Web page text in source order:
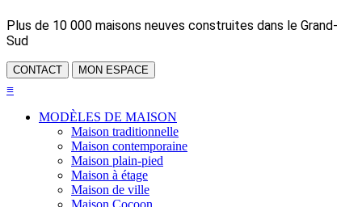
Plus de 10 000 maisons neuves construites dans le Grand-
Sud
CONTACT MON ESPACE
≡
MODÈLES DE MAISON
Maison traditionnelle
Maison contemporaine
Maison plain-pied
Maison à étage
Maison de ville
Maison Cocoon